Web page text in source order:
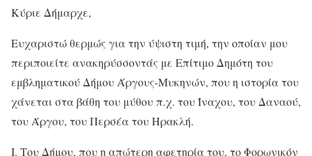
Κύριε Δήμαρχε,
Ευχαριστώ θερμώς για την ύψιστη τιμή, την οποίαν μου
περιποιείτε ανακηρύσσοντάς με Επίτιμο Δημότη του
εμβληματικού Δήμου Άργους-Μυκηνών, που η ιστορία του
χάνεται στα βάθη του μύθου π.χ. του Ίναχου, του Δαναού,
του Άργου, του Περσέα του Ηρακλή.
I. Του Δήμου, που η απώτερη αφετηρία του, το Φορωνικόν